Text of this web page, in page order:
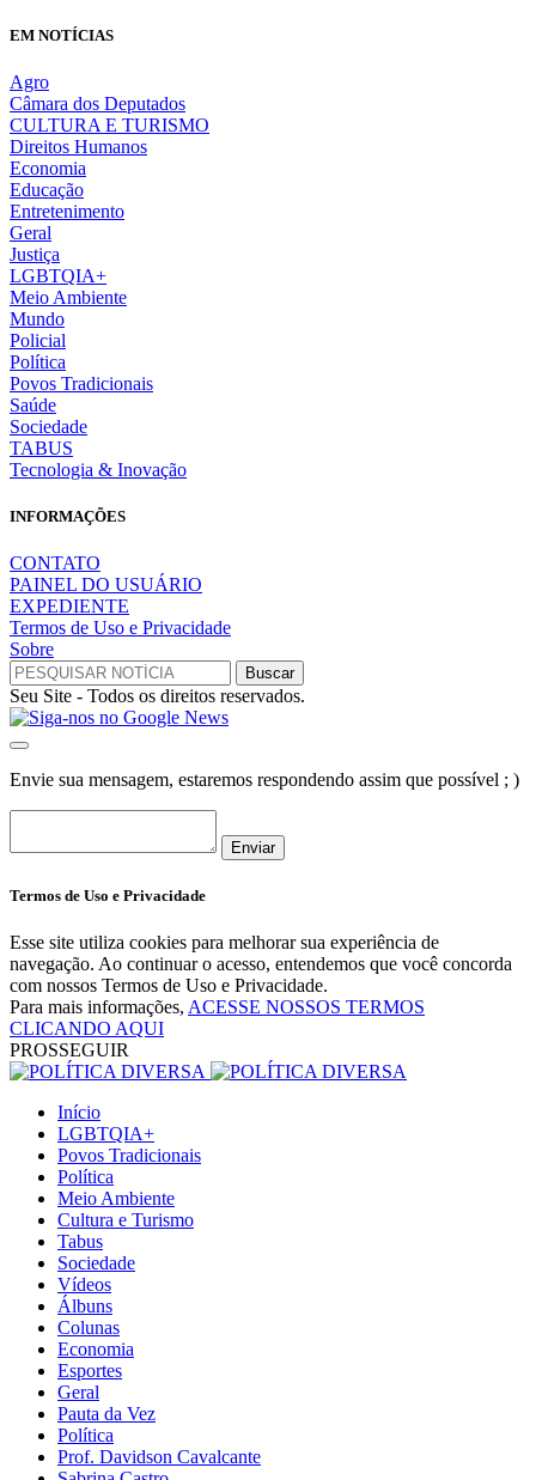
EM NOTÍCIAS
Agro
Câmara dos Deputados
CULTURA E TURISMO
Direitos Humanos
Economia
Educação
Entretenimento
Geral
Justiça
LGBTQIA+
Meio Ambiente
Mundo
Policial
Política
Povos Tradicionais
Saúde
Sociedade
TABUS
Tecnologia & Inovação
INFORMAÇÕES
CONTATO
PAINEL DO USUÁRIO
EXPEDIENTE
Termos de Uso e Privacidade
Sobre
Seu Site - Todos os direitos reservados.
Envie sua mensagem, estaremos respondendo assim que possível ; )
Enviar
Termos de Uso e Privacidade
Esse site utiliza cookies para melhorar sua experiência de
navegação. Ao continuar o acesso, entendemos que você concorda
com nossos Termos de Uso e Privacidade.
Para mais informações, ACESSE NOSSOS TERMOS
CLICANDO AQUI
PROSSEGUIR
Início
LGBTQIA+
Povos Tradicionais
Política
Meio Ambiente
Cultura e Turismo
Tabus
Sociedade
Vídeos
Álbuns
Colunas
Economia
Esportes
Geral
Pauta da Vez
Política
Prof. Davidson Cavalcante